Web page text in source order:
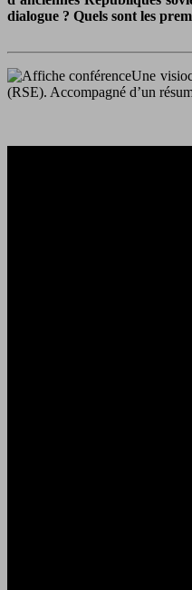
dialogue ? Quels sont les
Une
(RSE). Accompagné d’un